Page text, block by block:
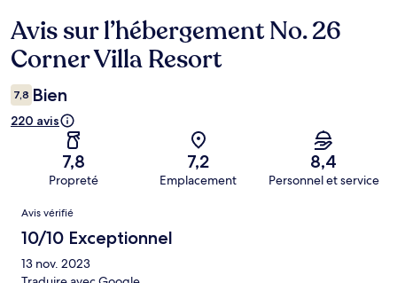
Avis
Avis sur l’hébergement No. 26
Corner Villa Resort
7,8 Bien
220 avis
7,8
Propreté
7,2
Emplacement
8,4
Personnel et service
Avis
Avis vérifié
10/10 Exceptionnel
13 nov. 2023